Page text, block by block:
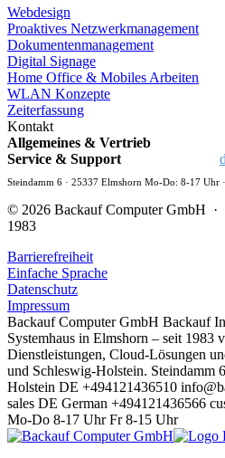
Webdesign
Proaktives Netzwerkmanagement
Dokumentenmanagement
Digital Signage
Home Office & Mobiles Arbeiten
WLAN Konzepte
Zeiterfassung
Kontakt
Allgemeines & Vertrieb
Service & Support
Steindamm 6 · 25337 Elmshorn Mo-Do: 8-17 Uhr
© 2026 Backauf Computer GmbH ·
1983
Barrierefreiheit
Einfache Sprache
Datenschutz
Impressum
Backauf Computer GmbH Backauf
Systemhaus in Elmshorn – seit 1983
Dienstleistungen, Cloud-Lösungen
und Schleswig-Holstein. Steindamm 6
Holstein DE +494121436510
sales DE German +494121436566
Mo-Do 8-17 Uhr Fr 8-15 Uhr